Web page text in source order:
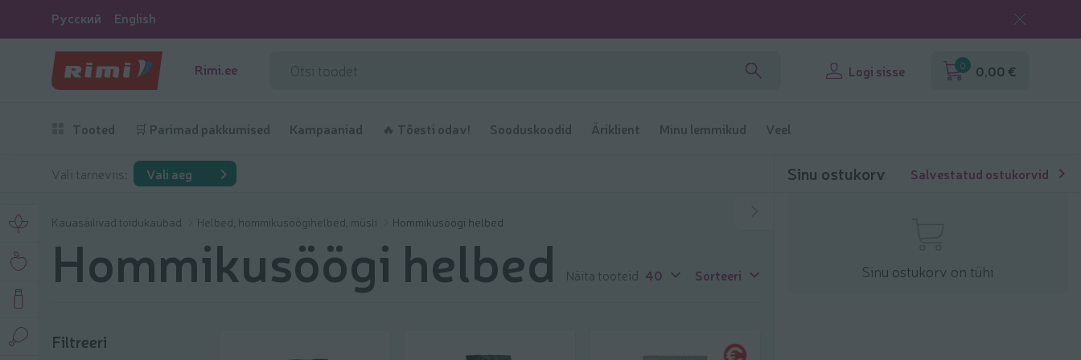
Русский English
Rimi.ee Logi sisse 0 0,00 €
Tooted 🛒 Parimad pakkumised Kampaaniad 🔥 Tõesti odav! Sooduskoodid Äriklient Minu lemmikud Veel
Vali tarneviis: Vali aeg
Kauasäilivad toidukaubad Helbed, hommikusöögihelbed, müsli Hommikusöögi helbed
Hommikusöögi helbed Näita tooteid 40 Sorteeri
Filtreeri
Sinu ostukorv Salvestatud ostukorvid
Sinu ostukorv on tühi